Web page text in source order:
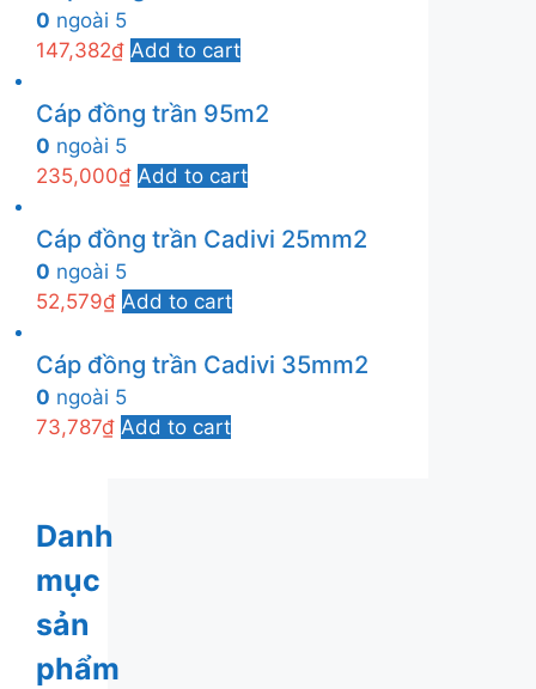
0 ngoài 5
147,382₫ Add to cart
Cáp đồng trần 95m2
0 ngoài 5
235,000₫ Add to cart
Cáp đồng trần Cadivi 25mm2
0 ngoài 5
52,579₫ Add to cart
Cáp đồng trần Cadivi 35mm2
0 ngoài 5
73,787₫ Add to cart
Danh
mục
sản
phẩm